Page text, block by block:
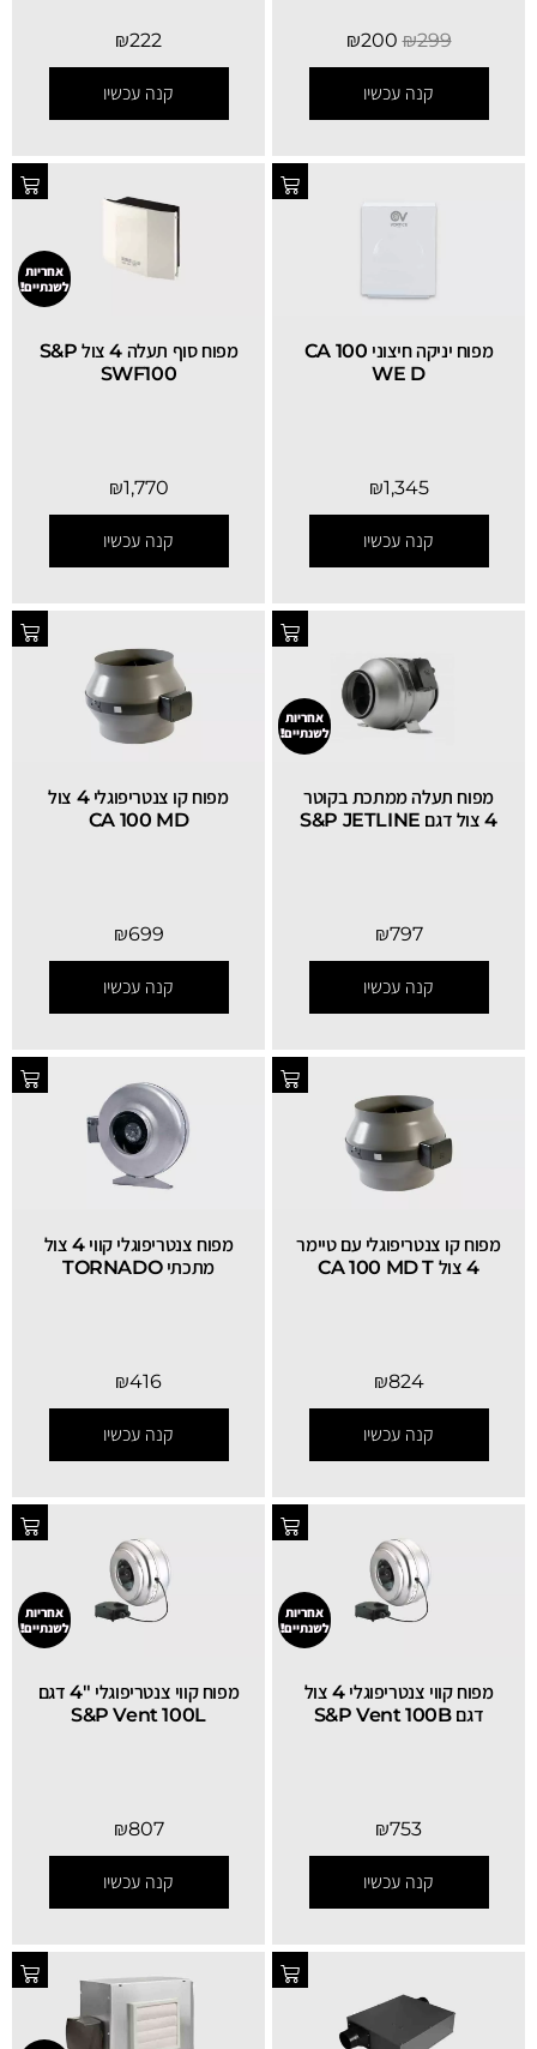
₪299
₪200
קנה עכשיו
₪222
קנה עכשיו
מפוח יניקה חיצוני CA 100
WE D
₪1,345
קנה עכשיו
מפוח סוף תעלה 4 צול S&P
SWF100
₪1,770
קנה עכשיו
אחריות
לשנתיים!
מפוח תעלה ממתכת בקוטר
4 צול דגם S&P JETLINE
₪797
קנה עכשיו
אחריות
לשנתיים!
מפוח קו צנטריפוגלי 4 צול
CA 100 MD
₪699
קנה עכשיו
מפוח קו צנטריפוגלי עם טיימר
4 צול CA 100 MD T
₪824
קנה עכשיו
מפוח צנטריפוגלי קווי 4 צול
מתכתי TORNADO
₪416
קנה עכשיו
מפוח קווי צנטריפוגלי 4 צול
דגם S&P Vent 100B
₪753
קנה עכשיו
אחריות
לשנתיים!
מפוח קווי צנטריפוגלי "4 דגם
S&P Vent 100L
₪807
קנה עכשיו
אחריות
לשנתיים!